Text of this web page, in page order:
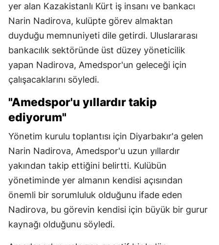
yer alan Kazakistanlı Kürt iş insanı ve bankacı
Narin Nadirova, kulüpte görev almaktan
duyduğu memnuniyeti dile getirdi. Uluslararası
bankacılık sektöründe üst düzey yöneticilik
yapan Nadirova, Amedspor'un geleceği için
çalışacaklarını söyledi.
"Amedspor'u yıllardır takip
ediyorum"
Yönetim kurulu toplantısı için Diyarbakır'a gelen
Narin Nadirova, Amedspor'u uzun yıllardır
yakından takip ettiğini belirtti. Kulübün
yönetiminde yer almanın kendisi açısından
önemli bir sorumluluk olduğunu ifade eden
Nadirova, bu görevin kendisi için büyük bir gurur
kaynağı olduğunu söyledi.